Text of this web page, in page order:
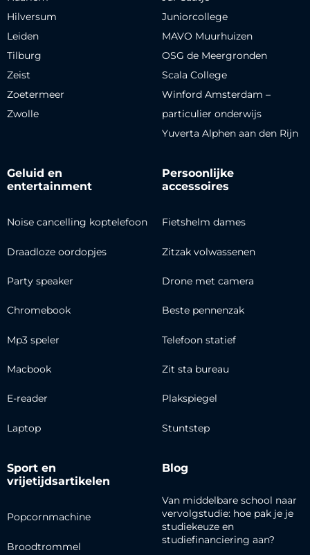
Hilversum
Leiden
Tilburg
Zeist
Zoetermeer
Zwolle
Juniorcollege
MAVO Muurhuizen
OSG de Meergronden
Scala College
Winford Amsterdam –
particulier onderwijs
Yuverta Alphen aan den Rijn
Geluid en
entertainment
Noise cancelling koptelefoon
Draadloze oordopjes
Party speaker
Chromebook
Mp3 speler
Macbook
E-reader
Laptop
Persoonlijke
accessoires
Fietshelm dames
Zitzak volwassenen
Drone met camera
Beste pennenzak
Telefoon statief
Zit sta bureau
Plakspiegel
Stuntstep
Sport en
vrijetijdsartikelen
Popcornmachine
Broodtrommel
Blog
Van middelbare school naar
vervolgstudie: hoe pak je je
studiekeuze en
studiefinanciering aan?